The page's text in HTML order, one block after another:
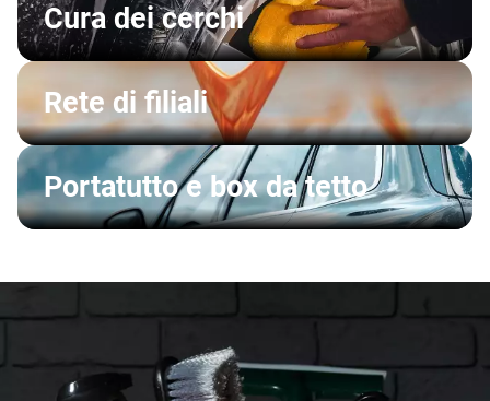
Cura dei cerchi
Rete di filiali
Portatutto e box da tetto